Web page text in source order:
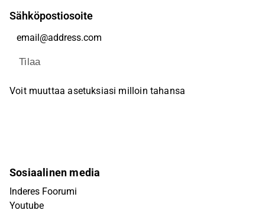
Sähköpostiosoite
Tilaa
Voit muuttaa asetuksiasi milloin tahansa
Sosiaalinen media
Inderes Foorumi
Youtube